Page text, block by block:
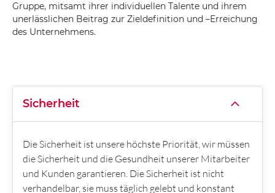
Gruppe, mitsamt ihrer individuellen Talente und ihrem
unerlässlichen Beitrag zur Zieldefinition und –Erreichung
des Unternehmens.
Sicherheit
Die Sicherheit ist unsere höchste Priorität, wir müssen
die Sicherheit und die Gesundheit unserer Mitarbeiter
und Kunden garantieren. Die Sicherheit ist nicht
verhandelbar, sie muss täglich gelebt und konstant